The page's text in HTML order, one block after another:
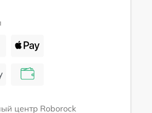
центр Roborock